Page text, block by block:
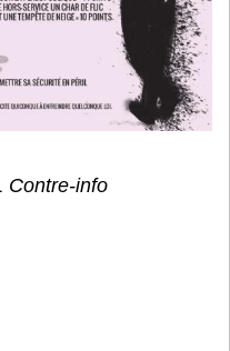
Contre-info